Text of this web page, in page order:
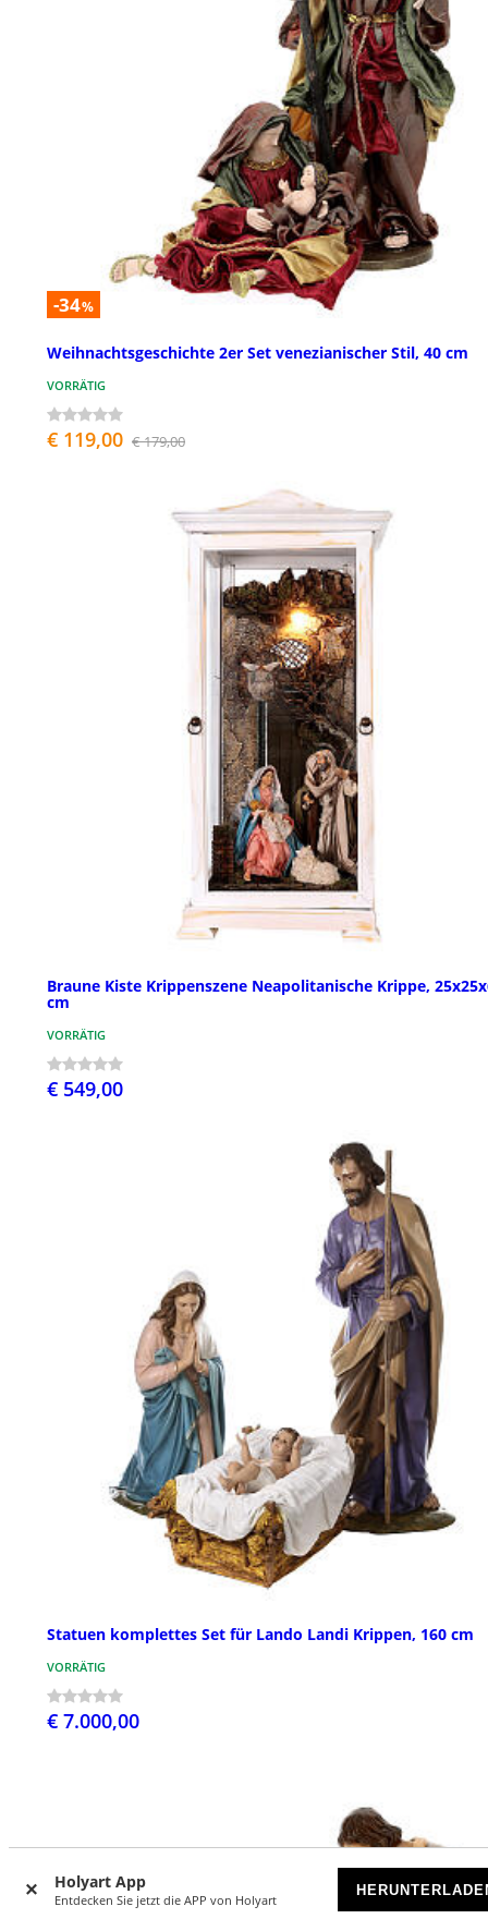
Holyart App
Entdecken Sie jetzt die APP von Holyart
-34%
Weihnachtsgeschichte 2er Set venezianischer Stil, 40 cm
VORRÄTIG
€ 119,00 € 179,00
Braune Kiste Krippenszene Neapolitanische Krippe,
cm
VORRÄTIG
€ 549,00
Statuen komplettes Set für Lando Landi Krippen, 160 cm
VORRÄTIG
€ 7.000,00